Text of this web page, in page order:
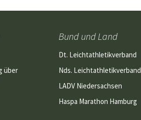
über
Bund und Land
Dt. Leichtathletikverband
Nds. Leichtathletikverband
LADV Niedersachsen
Haspa Marathon Hamburg